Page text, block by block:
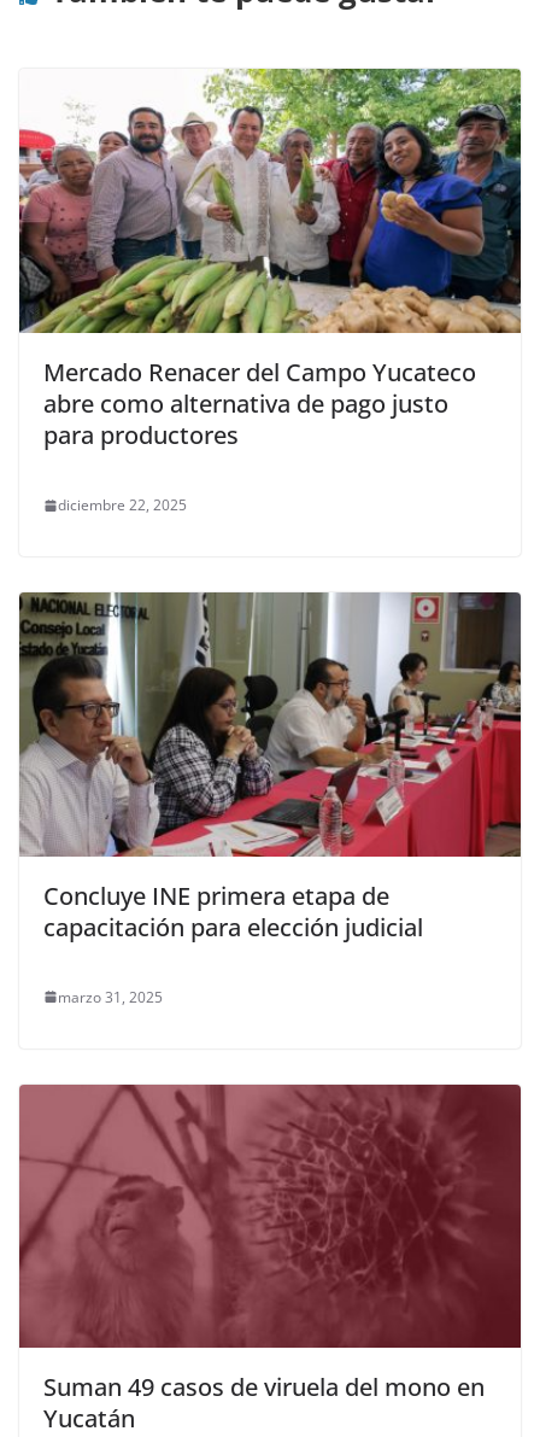
Mercado Renacer del Campo Yucateco
abre como alternativa de pago justo
para productores
diciembre 22, 2025
Concluye INE primera etapa de
capacitación para elección judicial
marzo 31, 2025
Suman 49 casos de viruela del mono en
Yucatán